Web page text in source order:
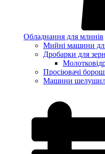
Обладнання для млинів
Мийні машини
Дробарки для
Просіювачі
Машини